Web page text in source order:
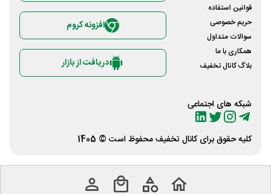
قوانین استفاده
حریم خصوصی
سوالات متداول
همکاری با ما
بلاگ کانال تخفیف
شبکه های اجتماعی
افزونه کروم
دریافت از بازار
کلیه حقوق برای کانال تخفیفمحفوظ است © 1405